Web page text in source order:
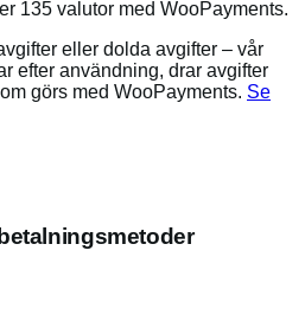
135 valutor med WooPayments.
eller dolda avgifter – vår
efter användning, drar avgifter
görs med WooPayments. Se